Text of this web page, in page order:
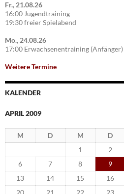
Fr., 21.08.26
16:00 Jugendtraining
19:30 freier Spielabend
Mo., 24.08.26
17:00 Erwachsenentraining (Anfänger)
Weitere Termine
KALENDER
APRIL 2009
M D M D
1
2
6
7 8 9
13
14 15 16
20
21 22 23